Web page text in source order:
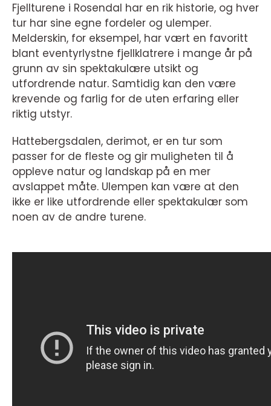
Fjellturene i Rosendal har en rik historie, og hver
tur har sine egne fordeler og ulemper.
Melderskin, for eksempel, har vært en favoritt
blant eventyrlystne fjellklatrere i mange år på
grunn av sin spektakulære utsikt og
utfordrende natur. Samtidig kan den være
krevende og farlig for de uten erfaring eller
riktig utstyr.
Hattebergsdalen, derimot, er en tur som
passer for de fleste og gir muligheten til å
oppleve natur og landskap på en mer
avslappet måte. Ulempen kan være at den
ikke er like utfordrende eller spektakulær som
noen av de andre turene.